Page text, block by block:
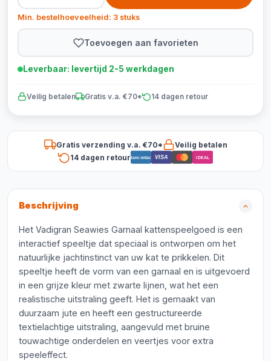
Min. bestelhoeveelheid: 3 stuks
Toevoegen aan favorieten
Leverbaar: levertijd 2-5 werkdagen
Veilig betalen Gratis v.a. €70* 14 dagen retour
Gratis verzending v.a. €70*
Veilig betalen
14 dagen retourBancontact VISA iDEAL
Beschrijving
Het Vadigran Seawies Garnaal kattenspeelgoed is een
interactief speeltje dat speciaal is ontworpen om het
natuurlijke jachtinstinct van uw kat te prikkelen. Dit
speeltje heeft de vorm van een garnaal en is uitgevoerd
in een grijze kleur met zwarte lijnen, wat het een
realistische uitstraling geeft. Het is gemaakt van
duurzaam jute en heeft een gestructureerde
textielachtige uitstraling, aangevuld met bruine
touwachtige onderdelen en veertjes voor extra
speeleffect.